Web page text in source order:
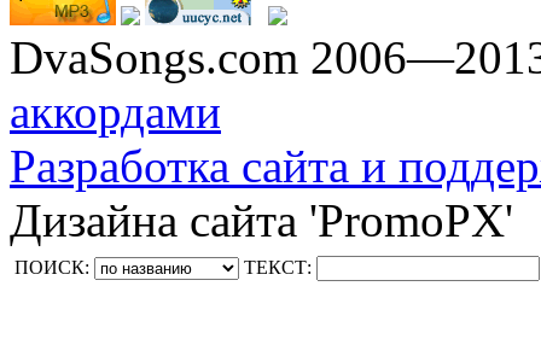
DvaSongs.com
аккордами
Разработка сайта и
Дизайна сайта 'PromoPX'
ПОИСК: ТЕКСТ: